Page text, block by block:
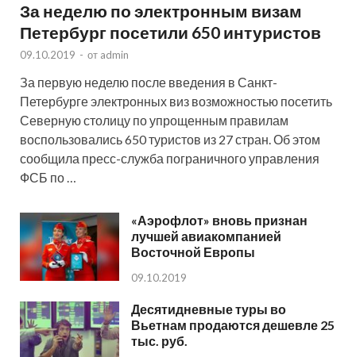
За неделю по электронным визам
Петербург посетили 650 интуристов
09.10.2019 - от admin
За первую неделю после введения в Санкт-
Петербурге электронных виз возможностью посетить
Северную столицу по упрощенным правилам
воспользовались 650 туристов из 27 стран. Об этом
сообщила пресс-служба пограничного управления
ФСБ по …
«Аэрофлот» вновь признан
лучшей авиакомпанией
Восточной Европы
09.10.2019
Десятидневные туры во
Вьетнам продаются дешевле 25
тыс. руб.